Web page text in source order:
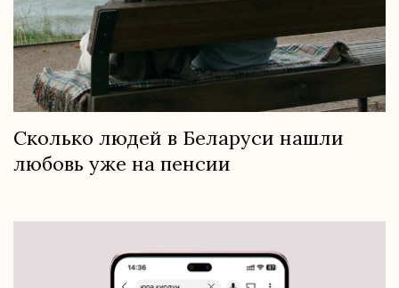
Сколько людей в Беларуси нашли
любовь уже на пенсии